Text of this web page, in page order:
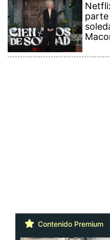
parte
Contenido Premium